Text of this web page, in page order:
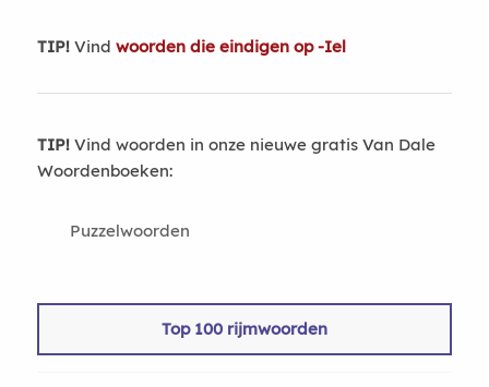
TIP!Vind woorden die eindigen op -Iel
TIP!Vind woorden in onze nieuwe gratis Van Dale
Woordenboeken:
Puzzelwoorden
Top 100 rijmwoorden